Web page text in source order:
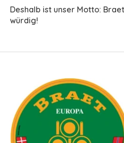
Deshalb ist unser Motto:
würdig!